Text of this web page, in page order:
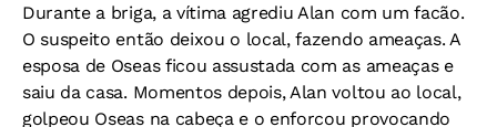
Durante a briga, a vítima agrediu Alan com um facão.
O suspeito então deixou o local, fazendo ameaças. A
esposa de Oseas ficou assustada com as ameaças e
saiu da casa. Momentos depois, Alan voltou ao local,
golpeou Oseas na cabeça e o enforcou provocando